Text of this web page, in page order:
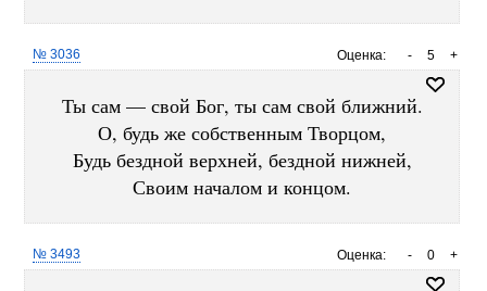
Оценка: +
5
-
№ 3036
Ты сам — свой Бог, ты сам свой ближний.
О, будь же собственным Творцом,
Будь бездной верхней, бездной нижней,
Своим началом и концом.
Оценка: +
0
-
№ 3493